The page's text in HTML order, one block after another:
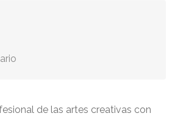
de las artes creativas con